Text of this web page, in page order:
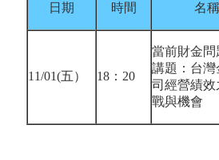
日期 時間 名
11/01(五） 18：20­
當前財金問
講題：台
司經營績
戰與機會